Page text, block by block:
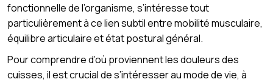
fonctionnelle de l’organisme, s’intéresse tout
particulièrement à ce lien subtil entre mobilité musculaire,
équilibre articulaire et état postural général.
Pour comprendre d’où proviennent les douleurs des
cuisses, il est crucial de s’intéresser au mode de vie, à